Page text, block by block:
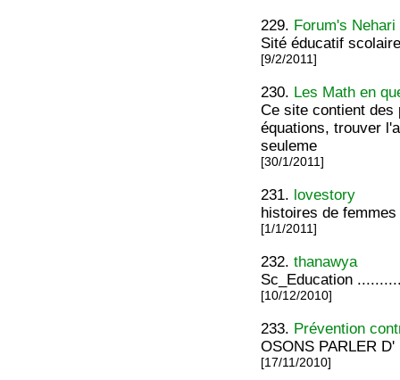
229. Forum's Nehari
Sité éducatif
[9/2/2011]
230. Les Math en
Ce site contient des
équations, trouver
seuleme
[30/1/2011]
231. lovestory
histoires de
[1/1/2011]
232.thanawya
Sc_Education
[10/12/2010]
233. Prévention
OSONS PARLER
[17/11/2010]